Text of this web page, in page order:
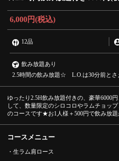
6,000円(税込)
12品
飲み放題あり
2.5時間の飲み放題☆ L.O.は30分前とさ
ゆったり2.5H飲み放題付きの、豪華6000
して、数量限定のシロコロやラムチョッ
のコースです★お1人様＋500円で飲み放題
コースメニュー
・生ラム肩ロース